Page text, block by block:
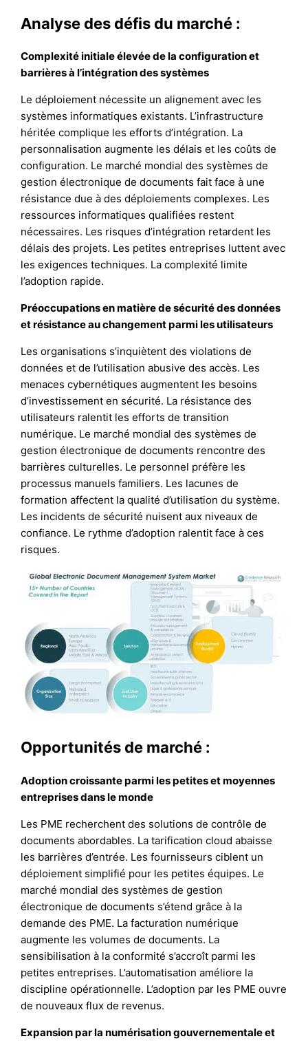
Analyse des défis du marché :
Complexité initiale élevée de la configuration et
barrières à l’intégration des systèmes
Le déploiement nécessite un alignement avec les
systèmes informatiques existants. L’infrastructure
héritée complique les efforts d’intégration. La
personnalisation augmente les délais et les coûts de
configuration. Le marché mondial des systèmes de
gestion électronique de documents fait face à une
résistance due à des déploiements complexes. Les
ressources informatiques qualifiées restent
nécessaires. Les risques d’intégration retardent les
délais des projets. Les petites entreprises luttent avec
les exigences techniques. La complexité limite
l’adoption rapide.
Préoccupations en matière de sécurité des données
et résistance au changement parmi les utilisateurs
Les organisations s’inquiètent des violations de
données et de l’utilisation abusive des accès. Les
menaces cybernétiques augmentent les besoins
d’investissement en sécurité. La résistance des
utilisateurs ralentit les efforts de transition
numérique. Le marché mondial des systèmes de
gestion électronique de documents rencontre des
barrières culturelles. Le personnel préfère les
processus manuels familiers. Les lacunes de
formation affectent la qualité d’utilisation du système.
Les incidents de sécurité nuisent aux niveaux de
confiance. Le rythme d’adoption ralentit face à ces
risques.
Opportunités de marché :
Adoption croissante parmi les petites et moyennes
entreprises dans le monde
Les PME recherchent des solutions de contrôle de
documents abordables. La tarification cloud abaisse
les barrières d’entrée. Les fournisseurs ciblent un
déploiement simplifié pour les petites équipes. Le
marché mondial des systèmes de gestion
électronique de documents s’étend grâce à la
demande des PME. La facturation numérique
augmente les volumes de documents. La
sensibilisation à la conformité s’accroît parmi les
petites entreprises. L’automatisation améliore la
discipline opérationnelle. L’adoption par les PME ouvre
de nouveaux flux de revenus.
Expansion par la numérisation gouvernementale et